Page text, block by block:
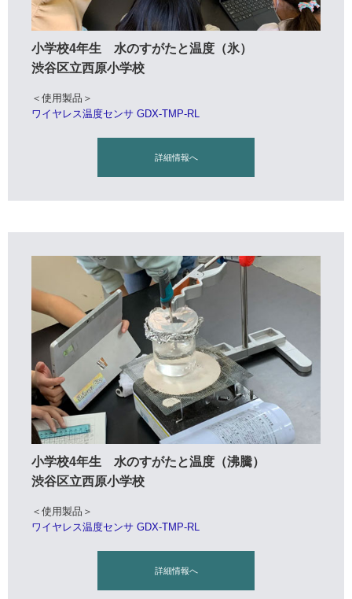
小学校4年生 水のすがたと温度（氷）
渋谷区立西原小学校
＜使用製品＞
ワイヤレス温度センサ GDX-TMP-RL
詳細情報へ
小学校4年生 水のすがたと温度（沸騰）
渋谷区立西原小学校
＜使用製品＞
ワイヤレス温度センサ GDX-TMP-RL
詳細情報へ